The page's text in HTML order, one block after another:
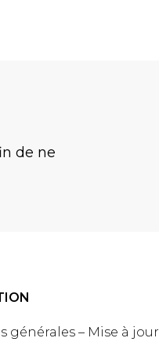
de ne
générales – Mise à jour